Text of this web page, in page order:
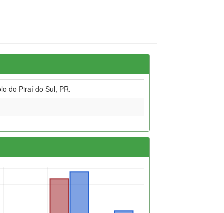
do Piraí do Sul, PR.